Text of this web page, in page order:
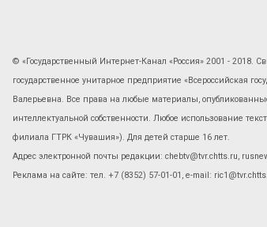
© «Государственный Интернет-Канал «Россия» 2001 - 2018.
государственное унитарное предприятие «Всероссийская
Валерьевна. Все права на любые материалы,
интеллектуальной собственности. Любое использование
филиала ГТРК «Чувашия»). Для детей старше 16 лет.
Адрес электронной почты редакции: chebtv@tvr.chtts.ru,
Реклама на сайте: тел. +7 (8352) 57-01-01, е-mail: